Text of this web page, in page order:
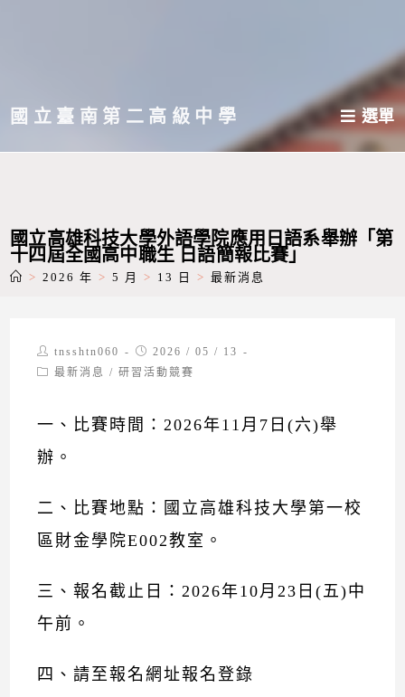
主國立臺南第二高級中學 選單
國立高雄科技大學外語學院應用日語系舉辦「第
十四屆全國高中職生 日語簡報比賽」
> 2026 年 > 5 月 > 13 日 > 最新消息
Post
author:
tnsshtn060
Post
published:
2026 / 05 / 13
Post最新消息 / 研習活動競賽
一、比賽時間：2026年11月7日(六)舉
辦。
二、比賽地點：國立高雄科技大學第一校
區財金學院E002教室。
三、報名截止日：2026年10月23日(五)中
午前。
四、請至報名網址報名登錄